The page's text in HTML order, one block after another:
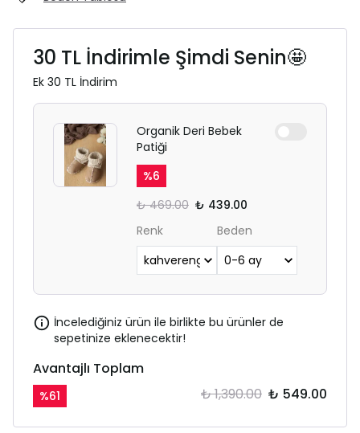
30 TL İndirimle Şimdi Senin🤩
Ek 30 TL İndirim
Organik Deri Bebek
Patiği
%6
₺ 469.00 ₺ 439.00
Renk
Beden
İncelediğiniz ürün ile birlikte bu ürünler de
sepetinize eklenecektir!
Avantajlı Toplam
%61 ₺ 1,390.00 ₺ 549.00